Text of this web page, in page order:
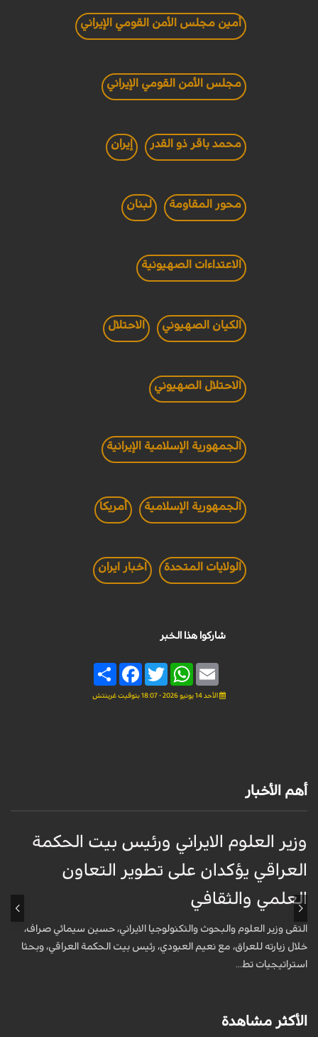
أمين مجلس الأمن القومي الإيراني
مجلس الأمن القومي الإيراني
محمد باقر ذو القدر إيران
محور المقاومة لبنان
الاعتداءات الصهيونية
الكيان الصهيوني الاحتلال
الاحتلال الصهيوني
الجمهورية الإسلامية الإيرانية
الجمهورية الإسلامية أمريكا
الولايات المتحدة اخبار ايران
شاركوا هذا الخبر
Share
FacebookTwitter
WhatsAppEmail
الأحد 14 يونيو 2026 - 18:07 بتوقيت غرينتش
أهم الأخبار
وزير العلوم الايراني ورئيس بيت الحكمة
العراقي يؤكدان على تطوير التعاون
العلمي والثقافي
التقى وزير العلوم والبحوث والتكنولوجيا الايراني، حسين سيمائي صراف،
خلال زيارته للعراق، مع نعيم العبودي، رئيس بيت الحكمة العراقي، وبحثا
استراتيجيات تط...
الأكثر مشاهدة